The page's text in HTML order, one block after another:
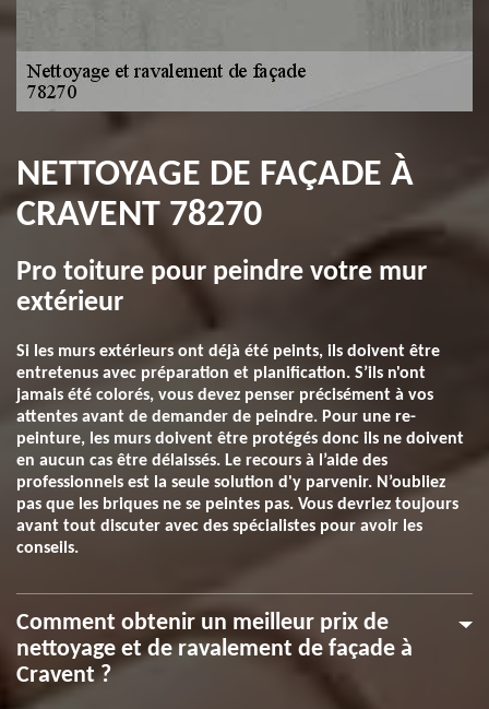
NETTOYAGE DE FAÇADE À
CRAVENT 78270
Pro toiture pour peindre votre mur
extérieur
Si les murs extérieurs ont déjà été peints, ils doivent être
entretenus avec préparation et planification. S’ils n'ont
jamais été colorés, vous devez penser précisément à vos
attentes avant de demander de peindre. Pour une re-
peinture, les murs doivent être protégés donc ils ne doivent
en aucun cas être délaissés. Le recours à l’aide des
professionnels est la seule solution d'y parvenir. N’oubliez
pas que les briques ne se peintes pas. Vous devriez toujours
avant tout discuter avec des spécialistes pour avoir les
conseils.
Comment obtenir un meilleur prix de
nettoyage et de ravalement de façade à
Cravent ?